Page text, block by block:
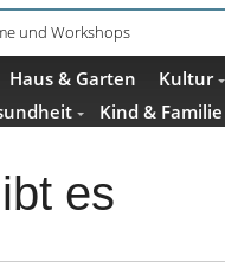
Museum am 13. August
Haus & Garten Kultur
Kind & Familie
es